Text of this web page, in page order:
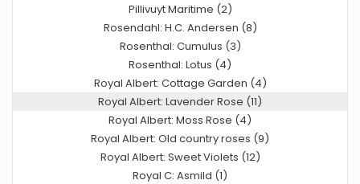
Pillivuyt Maritime (2)
Rosendahl: H.C. Andersen (8)
Rosenthal: Cumulus (3)
Rosenthal: Lotus (4)
Royal Albert: Cottage Garden (4)
Royal Albert: Lavender Rose (11)
Royal Albert: Moss Rose (4)
Royal Albert: Old country roses (9)
Royal Albert: Sweet Violets (12)
Royal C: Asmild (1)